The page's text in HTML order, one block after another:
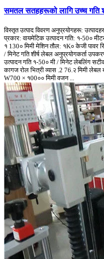
समतल सतहहरूको लागि उच्च गति
विस्तृत उत्पाद विवरण अनुप्रयोगहरू:
प्रकार: वायमेटिक उत्पादन गति: १-50०
१ 130० मिमी मेशिन तौल: १K० केजी पावर
/ मिनेट गति शीर्ष लेबल अनुप्रयोगकर्ता
उत्पादन गति १-50० मी / मिनेट लेबलिंग
कागज रोल भित्री व्यास .2 76.२ मिमी लेबल
W700 × १00०० मिमी वजन ...